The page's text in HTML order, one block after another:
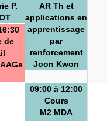
P.
de
AR Th et
applications en
apprentissage
par
renforcement
Joon Kwon
09:00 à 12:00
Cours
M2 MDA